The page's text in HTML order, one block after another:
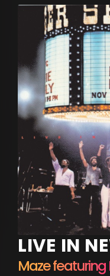
LIVE IN
Maze featuring